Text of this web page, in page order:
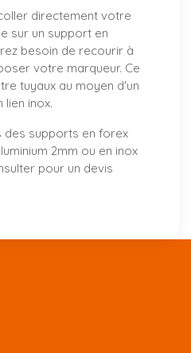
directement votre
sur un support en
besoin de recourir à
votre marqueur. Ce
tuyaux au moyen d'un
lien inox.
des supports en forex
2mm ou en inox
pour un devis